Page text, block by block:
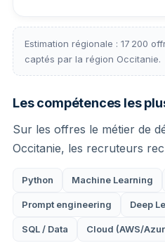
Estimation régionale : 17 200
captés par la région Occitanie.
Les compétences les
Sur les offres le métier de
Occitanie, les recruteurs
Python Machine Learning
Prompt engineering Deep
SQL / Data Cloud (AWS/